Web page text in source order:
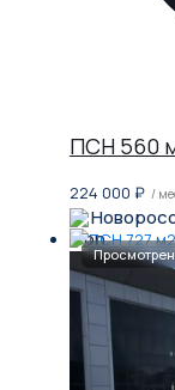
ПСН 560
224 000 ₽ /